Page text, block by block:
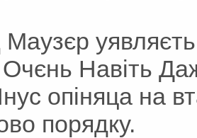
Очєнь Навіть
опіняца на
порядку.